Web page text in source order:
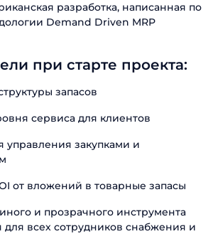
разработка, написанная по
Demand Driven MRP
при старте проекта:
запасов
сервиса для клиентов
управления закупками и
от вложений в товарные запасы
и прозрачного инструмента
всех сотрудников снабжения и